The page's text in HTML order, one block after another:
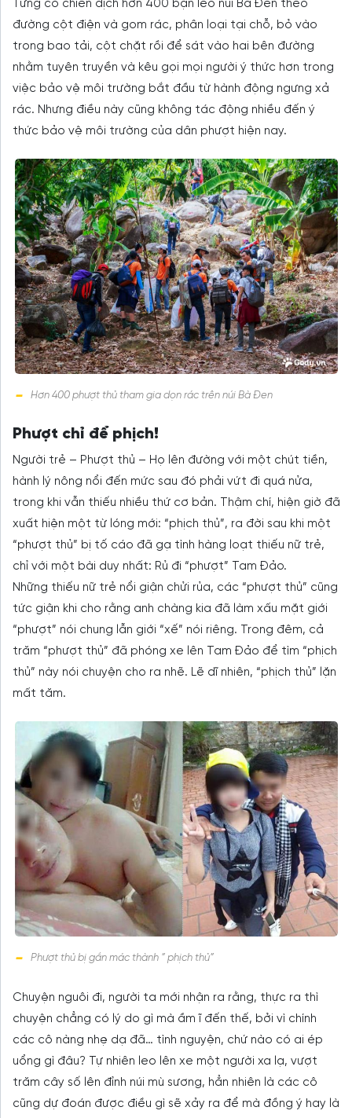
Từng có chiến dịch hơn 400 bạn leo núi Bà Đen theo
đường cột điện và gom rác, phân loại tại chỗ, bỏ vào
trong bao tải, cột chặt rồi để sát vào hai bên đường
nhằm tuyên truyền và kêu gọi mọi người ý thức hơn trong
việc bảo vệ môi trường bắt đầu từ hành động ngưng xả
rác. Nhưng điều này cũng không tác động nhiều đến ý
thức bảo vệ môi trường của dân phượt hiện nay.
Hơn 400 phượt thủ tham gia dọn rác trên núi Bà Đen
Phượt chỉ để phịch!
Người trẻ – Phượt thủ – Họ lên đường với một chút tiền,
hành lý nông nổi đến mức sau đó phải vứt đi quá nửa,
trong khi vẫn thiếu nhiều thứ cơ bản. Thậm chí, hiện giờ đã
xuất hiện một từ lóng mới: “phịch thủ”, ra đời sau khi một
“phượt thủ” bị tố cáo đã gạ tình hàng loạt thiếu nữ trẻ,
chỉ với một bài duy nhất: Rủ đi “phượt” Tam Đảo.
Những thiếu nữ trẻ nổi giận chửi rủa, các “phượt thủ” cũng
tức giận khi cho rằng anh chàng kia đã làm xấu mặt giới
“phượt” nói chung lẫn giới “xế” nói riêng. Trong đêm, cả
trăm “phượt thủ” đã phóng xe lên Tam Đảo để tìm “phịch
thủ” này nói chuyện cho ra nhẽ. Lẽ dĩ nhiên, “phịch thủ” lặn
mất tăm.
Phượt thủ bị gắn mác thành ” phịch thủ”
Chuyện nguôi đi, người ta mới nhận ra rằng, thực ra thì
chuyện chẳng có lý do gì mà ầm ĩ đến thế, bởi vì chính
các cô nàng nhẹ dạ đã… tình nguyện, chứ nào có ai ép
uổng gì đâu? Tự nhiên leo lên xe một người xa lạ, vượt
trăm cây số lên đỉnh núi mù sương, hẳn nhiên là các cô
cũng dự đoán được điều gì sẽ xảy ra để mà đồng ý hay là